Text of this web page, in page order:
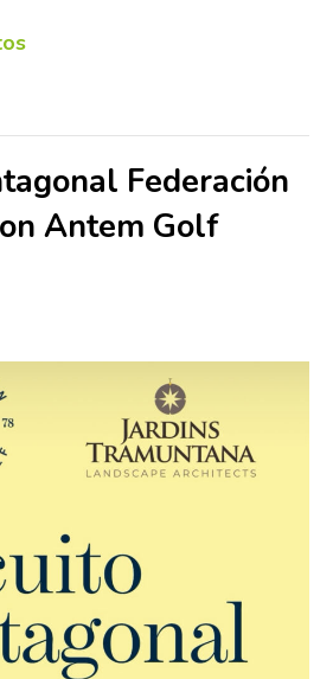
Federación
Antem Golf